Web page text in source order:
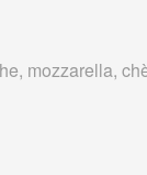
mozzarella,